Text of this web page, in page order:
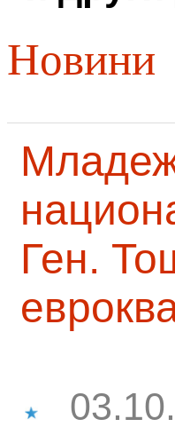
Новини
Ген.